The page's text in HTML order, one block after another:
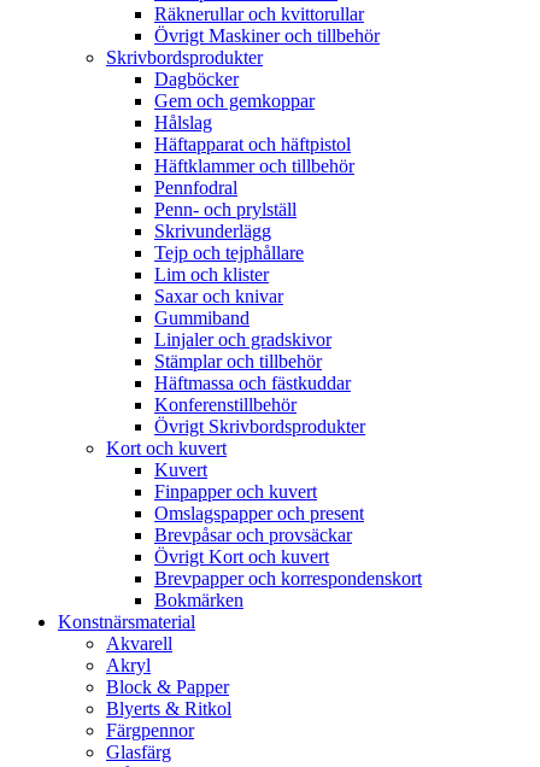
Räknerullar och kvittorullar
Övrigt Maskiner och tillbehör
Skrivbordsprodukter
Dagböcker
Gem och gemkoppar
Hålslag
Häftapparat och häftpistol
Häftklammer och tillbehör
Pennfodral
Penn- och prylställ
Skrivunderlägg
Tejp och tejphållare
Lim och klister
Saxar och knivar
Gummiband
Linjaler och gradskivor
Stämplar och tillbehör
Häftmassa och fästkuddar
Konferenstillbehör
Övrigt Skrivbordsprodukter
Kort och kuvert
Kuvert
Finpapper och kuvert
Omslagspapper och present
Brevpåsar och provsäckar
Övrigt Kort och kuvert
Brevpapper och korrespondenskort
Bokmärken
Konstnärsmaterial
Akvarell
Akryl
Block & Papper
Blyerts & Ritkol
Färgpennor
Glasfärg